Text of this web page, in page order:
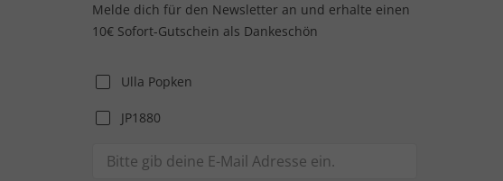
Melde dich für den Newsletter an und erhalte einen
10€ Sofort-Gutschein als Dankeschön
Ulla Popken
JP1880